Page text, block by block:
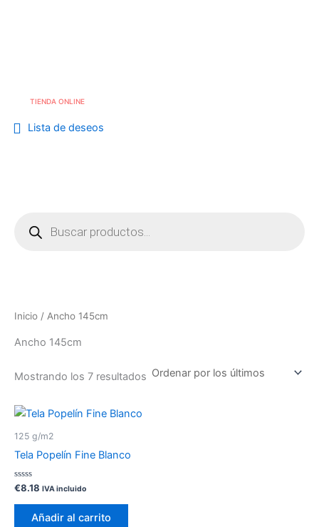
TIENDA ONLINE
Lista de deseos
productos
Inicio / Ancho 145cm
Ancho 145cm
Mostrando los 7 resultados
125 g/m2
Tela Popelín Fine Blanco
Valorado
0
€8.18 IVA incluido
Añadir al carrito